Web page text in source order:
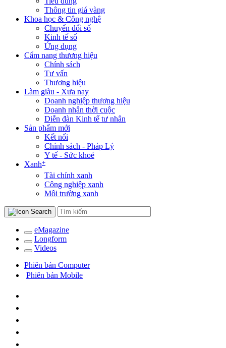
Thông tin giá vàng
Khoa học & Công nghệ
Chuyển đổi số
Kinh tế số
Ứng dụng
Cẩm nang thương hiệu
Chính sách
Tư vấn
Thương hiệu
Làm giàu - Xưa nay
Doanh nghiệp thương hiệu
Doanh nhân thời cuộc
Diễn đàn Kinh tế tư nhân
Sản phẩm mới
Kết nối
Chính sách - Pháp Lý
Y tế - Sức khoẻ
Xanh+
Tài chính xanh
Công nghiệp xanh
Môi trường xanh
eMagazine
Longform
Videos
Phiên bản Computer
Phiên bản Mobile